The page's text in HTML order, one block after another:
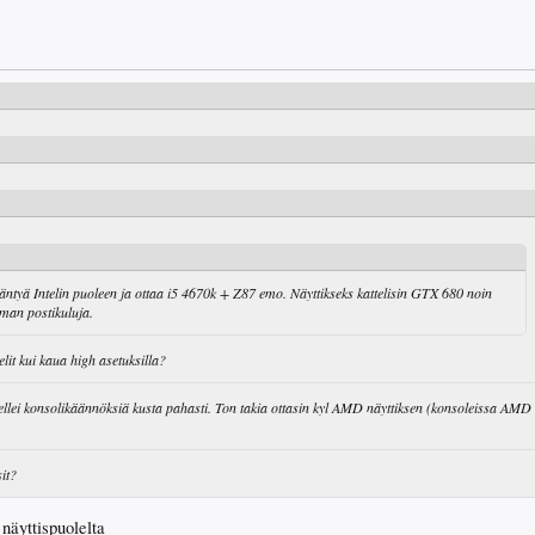
Intelin puoleen ja ottaa i5 4670k + Z87 emo. Näyttikseks kattelisin GTX 680 noin
postikuluja.
kui kaua high asetuksilla?
konsolikäännöksiä kusta pahasti. Ton takia ottasin kyl AMD näyttiksen (konsoleissa AMD